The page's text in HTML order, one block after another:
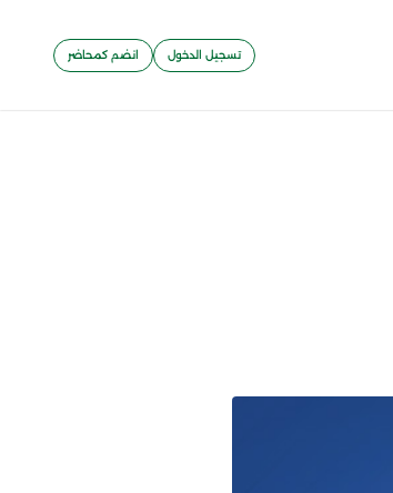
تسجيل الدخول انضم كمحاضر